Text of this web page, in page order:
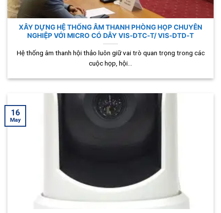
XÂY DỰNG HỆ THỐNG ÂM THANH PHÒNG HỌP CHUYÊN
NGHIỆP VỚI MICRO CÓ DÂY VIS-DTC-T/ VIS-DTD-T
Hệ thống âm thanh hội thảo luôn giữ vai trò quan trọng trong các
cuộc họp, hội...
16
May